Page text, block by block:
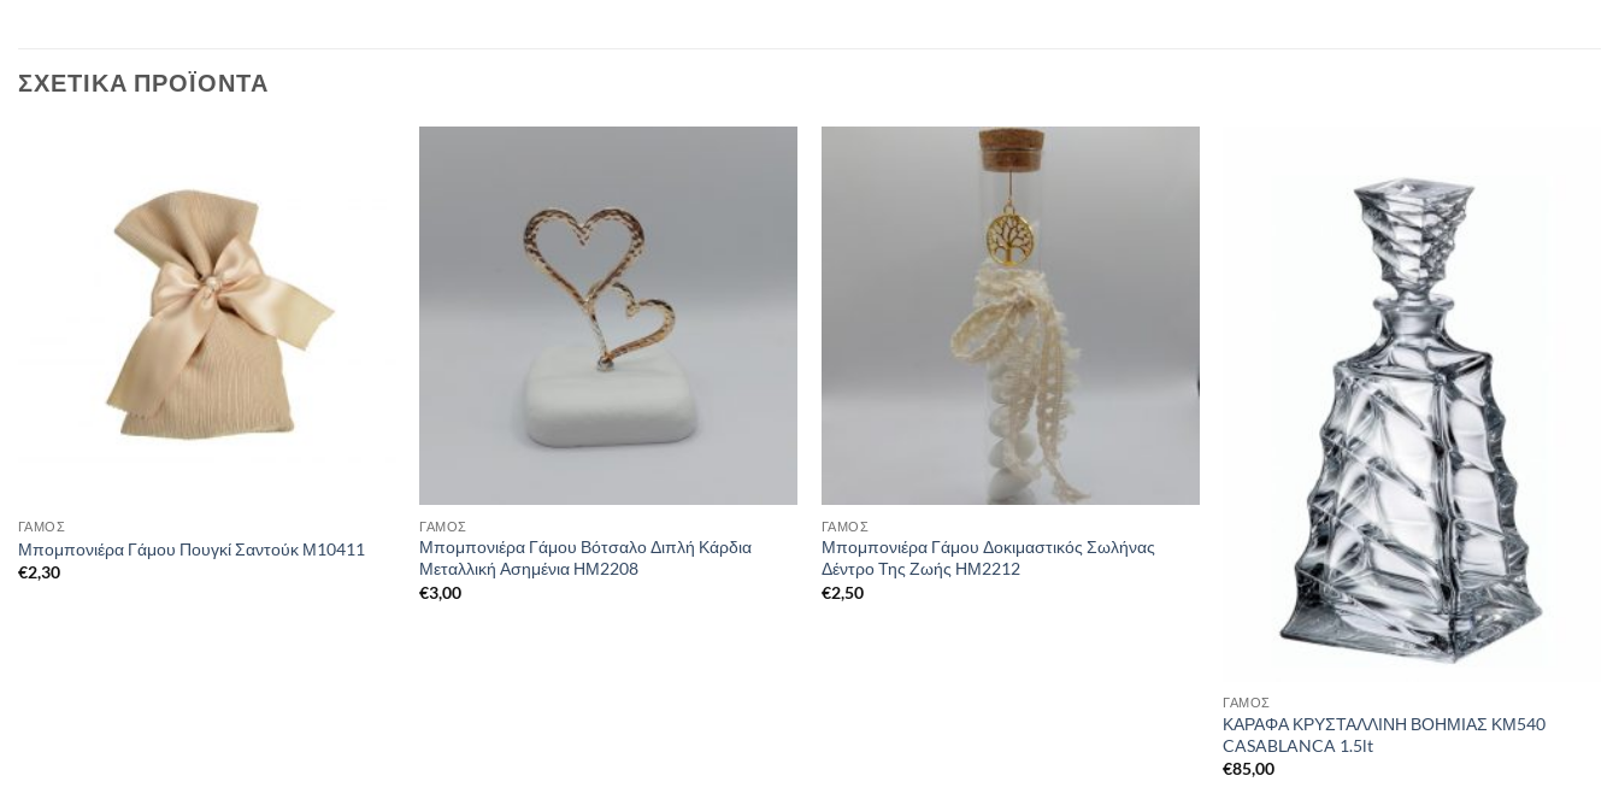
ΣΧΕΤΙΚΆ ΠΡΟΪΌΝΤΑ
ΓΑΜΟΣ
Μπομπονιέρα Γάμου Πουγκί Σαντούκ Μ10411
€2,30
ΓΑΜΟΣ
Μπομπονιέρα Γάμου Βότσαλο Διπλή Κάρδια
Μεταλλική Ασημένια ΗΜ2208
€3,00
ΓΑΜΟΣ
Μπομπονιέρα Γάμου Δοκιμαστικός Σωλήνας
Δέντρο Της Ζωής ΗΜ2212
€2,50
ΓΑΜΟΣ
ΚΑΡΑΦΑ ΚΡΥΣΤΑΛΛΙΝΗ ΒΟΗΜΙΑΣ ΚΜ540
CASABLANCA 1.5lt
€85,00